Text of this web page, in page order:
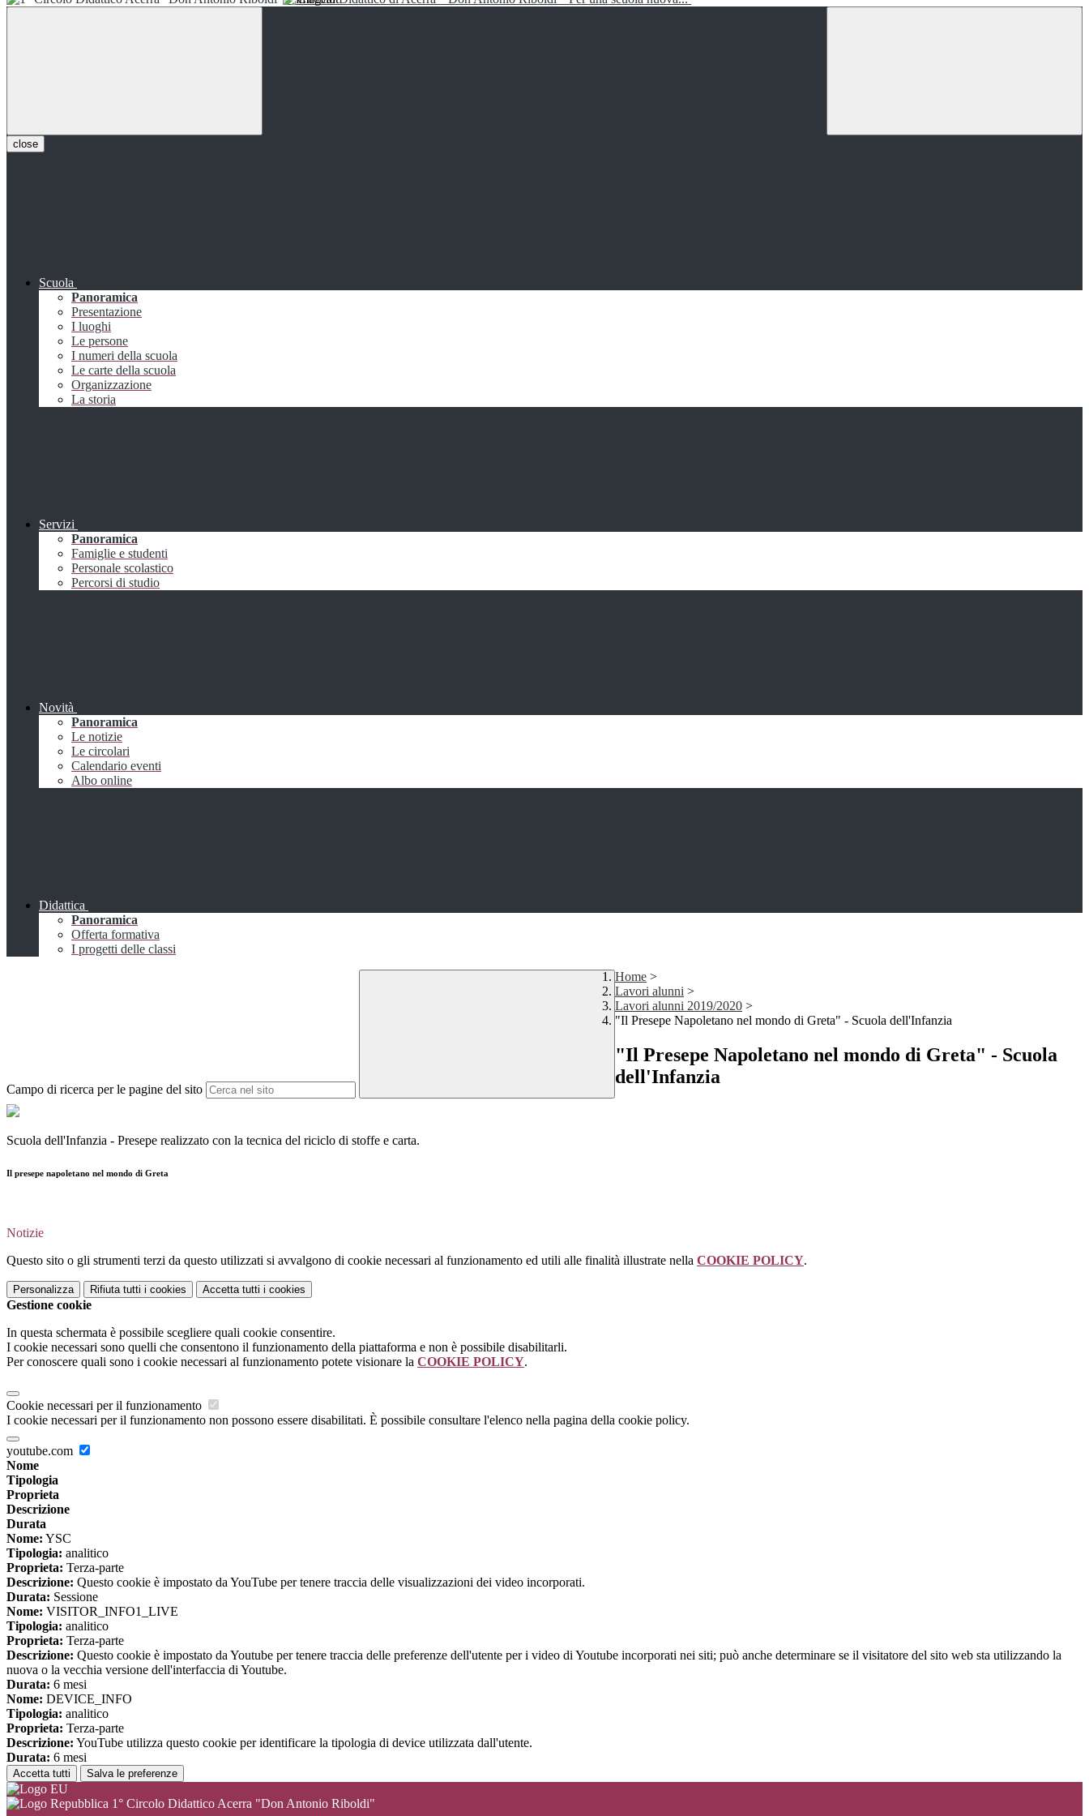
close
Scuola
Panoramica
Presentazione
I luoghi
Le persone
I numeri della scuola
Le carte della scuola
Organizzazione
La storia
Servizi
Panoramica
Famiglie e studenti
Personale scolastico
Percorsi di studio
Novità
Panoramica
Le notizie
Le circolari
Calendario eventi
Albo online
Didattica
Panoramica
Offerta formativa
I progetti delle classi
Campo di ricerca per le pagine del sito
Home >
Lavori alunni >
Lavori alunni 2019/2020 >
"Il Presepe Napoletano nel mondo di Greta" - Scuola dell'Infanzia
"Il Presepe Napoletano nel mondo di Greta" - Scuola
dell'Infanzia
Scuola dell'Infanzia - Presepe realizzato con la tecnica del riciclo di stoffe e carta.
Il presepe napoletano nel mondo di Greta
Notizie
Questo sito o gli strumenti terzi da questo utilizzati si avvalgono di cookie necessari al funzionamento ed utili alle finalità illustrate nella COOKIE POLICY.
Personalizza Rifiuta tutti i cookies Accetta tutti i cookies
Gestione cookie
In questa schermata è possibile scegliere quali cookie consentire.
I cookie necessari sono quelli che consentono il funzionamento della piattaforma e non è possibile disabilitarli.
Per conoscere quali sono i cookie necessari al funzionamento potete visionare la COOKIE POLICY.
Cookie necessari per il funzionamento
I cookie necessari per il funzionamento non possono essere disabilitati. È possibile consultare l'elenco nella pagina della cookie policy.
youtube.com
Nome
Tipologia
Proprieta
Descrizione
Durata
Nome: YSC
Tipologia: analitico
Proprieta: Terza-parte
Descrizione: Questo cookie è impostato da YouTube per tenere traccia delle visualizzazioni dei video incorporati.
Durata: Sessione
Nome: VISITOR_INFO1_LIVE
Tipologia: analitico
Proprieta: Terza-parte
Descrizione: Questo cookie è impostato da Youtube per tenere traccia delle preferenze dell'utente per i video di Youtube incorporati nei siti; può anche determinare se il visitatore del sito web sta utilizzando la
nuova o la vecchia versione dell'interfaccia di Youtube.
Durata: 6 mesi
Nome: DEVICE_INFO
Tipologia: analitico
Proprieta: Terza-parte
Descrizione: YouTube utilizza questo cookie per identificare la tipologia di device utilizzata dall'utente.
Durata: 6 mesi
Accetta tutti Salva le preferenze
1° Circolo Didattico Acerra "Don Antonio Riboldi"